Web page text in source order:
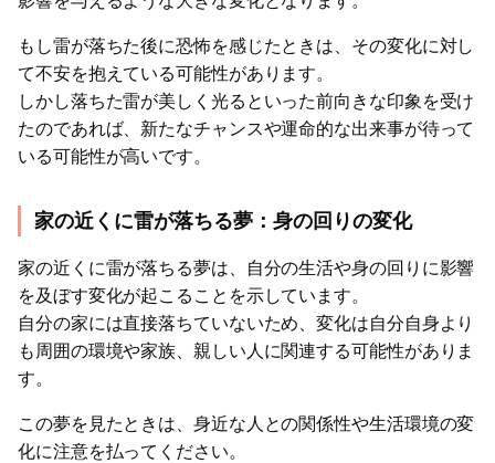
もし雷が落ちた後に恐怖を感じたときは、その変化に対し
て不安を抱えている可能性があります。
しかし落ちた雷が美しく光るといった前向きな印象を受け
たのであれば、新たなチャンスや運命的な出来事が待って
いる可能性が高いです。
家の近くに雷が落ちる夢：身の回りの変化
家の近くに雷が落ちる夢は、自分の生活や身の回りに影響
を及ぼす変化が起こることを示しています。
自分の家には直接落ちていないため、変化は自分自身より
も周囲の環境や家族、親しい人に関連する可能性がありま
す。
この夢を見たときは、身近な人との関係性や生活環境の変
化に注意を払ってください。